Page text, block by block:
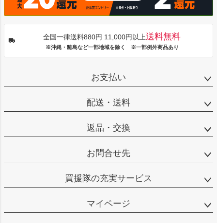
全国一律送料880円 11,000円以上送料無料
※沖縄・離島など一部地域を除く ※一部例外商品あり
お支払い
配送・送料
返品・交換
お問合せ先
買援隊の充実サービス
マイページ